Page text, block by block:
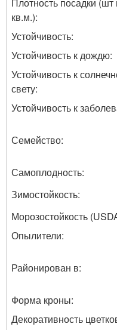
кв.м.):
Устойчивость:
Устойчивость к дождю:
Устойчивость к
свету:
Устойчивость к
Семейство:
Самоплодность:
Зимостойкость:
Морозостойкость
Опылители:
Районирован в:
Форма кроны:
Декоративность